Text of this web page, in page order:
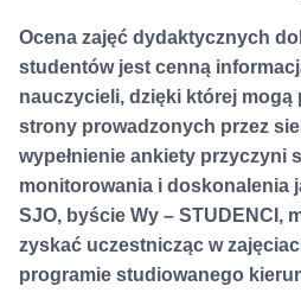
Ocena zajęć dydaktycznych
studentów jest cenną
nauczycieli, dzięki której mogą
strony prowadzonych przez
wypełnienie ankiety przyczyni
monitorowania i doskonalenia
SJO, byście Wy – STUDENCI,
zyskać uczestnicząc w
programie studiowanego